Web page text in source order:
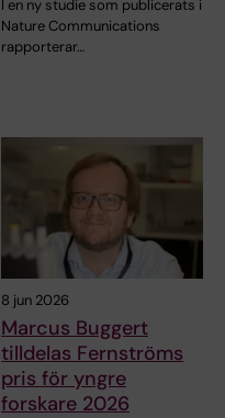
I en ny studie som publicerats i
Nature Communications
rapporterar…
8 jun 2026
Marcus Buggert
tilldelas Fernströms
pris för yngre
forskare 2026